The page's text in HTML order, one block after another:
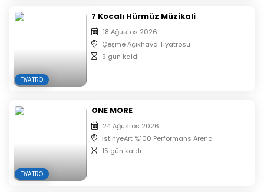
TIYATRO
7 Kocalı Hürmüz Müzikali
18 Ağustos 2026
Çeşme Açıkhava Tiyatrosu
9 gün kaldı
TIYATRO
ONE MORE
24 Ağustos 2026
İstinyeArt %100 Performans Arena
15 gün kaldı